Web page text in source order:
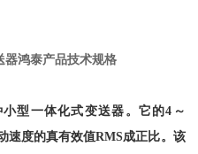
器鸿泰产品技术规格
型一体化式变送器。它的4～
速度的真有效值RMS成正比。该